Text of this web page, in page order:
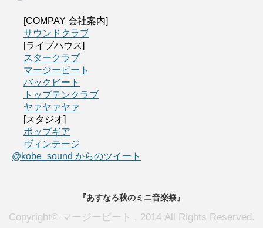
[COMPAY 会社案内]
サウンドクラブ
[ライブハウス]
スタークラブ
マージービート
バックビート
トップテンクラブ
ヤァヤァヤァ
[スタジオ]
ポップギア
ヴィンテージ
@kobe_sound からのツイート
『あすなろ秋のミニ音楽祭』
Copyright© マージービート , 2014 All Rights Reserved.